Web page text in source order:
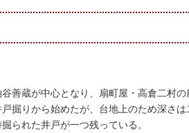
善蔵が中心となり、扇町屋・高倉二村
掘りから始めたが、台地上のため深さ
られた井戸が一つ残っている。